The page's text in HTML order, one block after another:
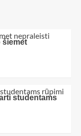
šiemet
studentams